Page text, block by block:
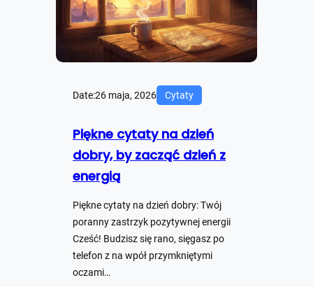
Date:26 maja, 2026 Cytaty
Piękne cytaty na dzień
dobry, by zacząć dzień z
energią
Piękne cytaty na dzień dobry: Twój
poranny zastrzyk pozytywnej energii
Cześć! Budzisz się rano, sięgasz po
telefon z na wpół przymkniętymi
oczami…